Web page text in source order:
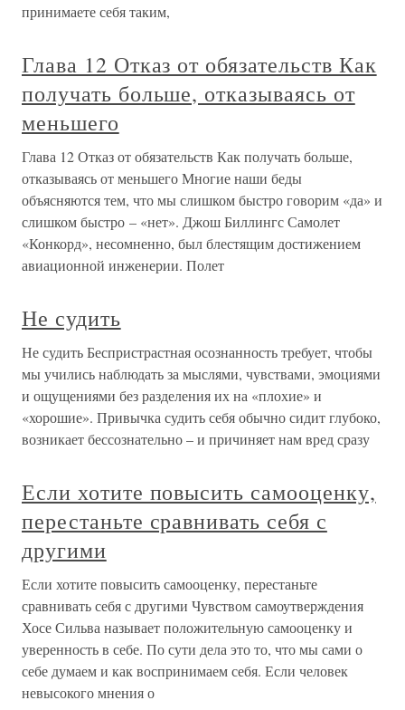
принимаете себя таким,
Глава 12 Отказ от обязательств Как
получать больше, отказываясь от
меньшего
Глава 12 Отказ от обязательств Как получать больше,
отказываясь от меньшего Многие наши беды
объясняются тем, что мы слишком быстро говорим «да» и
слишком быстро – «нет». Джош Биллингс Самолет
«Конкорд», несомненно, был блестящим достижением
авиационной инженерии. Полет
Не судить
Не судить Беспристрастная осознанность требует, чтобы
мы учились наблюдать за мыслями, чувствами, эмоциями
и ощущениями без разделения их на «плохие» и
«хорошие». Привычка судить себя обычно сидит глубоко,
возникает бессознательно – и причиняет нам вред сразу
Если хотите повысить самооценку,
перестаньте сравнивать себя с
другими
Если хотите повысить самооценку, перестаньте
сравнивать себя с другими Чувством самоутверждения
Хосе Сильва называет положительную самооценку и
уверенность в себе. По сути дела это то, что мы сами о
себе думаем и как воспринимаем себя. Если человек
невысокого мнения о